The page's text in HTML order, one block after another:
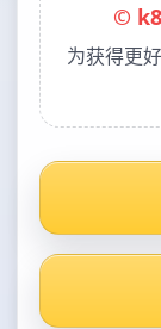
© k8
为获得更